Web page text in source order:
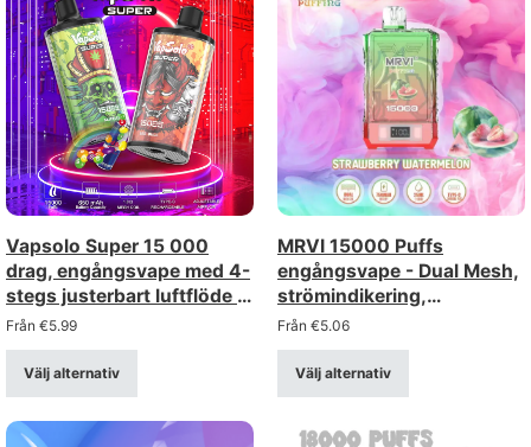
Vapsolo Super 15 000
drag, engångsvape med 4-
stegs justerbart luftflöde –
uppladdningsbar via USB-
C (styrka 2%/5%)
Från €5.99
Välj alternativ
MRVI 15000 Puffs
engångsvape - Dual Mesh,
strömindikering,
nyckelband
Från €5.06
Välj alternativ